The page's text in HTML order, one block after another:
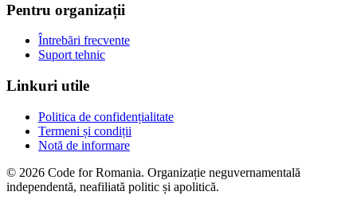
Pentru organizații
Întrebări frecvente
Suport tehnic
Linkuri utile
Politica de confidențialitate
Termeni și condiții
Notă de informare
© 2026 Code for Romania. Organizație neguvernamentală
independentă, neafiliată politic și apolitică.